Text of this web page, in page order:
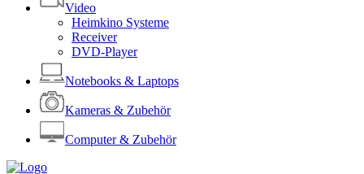
Video
Heimkino Systeme
Receiver
DVD-Player
Notebooks & Laptops
Kameras & Zubehör
Computer & Zubehör